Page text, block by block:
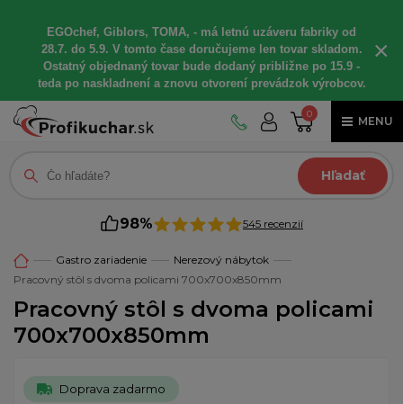
EGOchef, Giblors, TOMA, - má letnú uzáveru fabriky od
28.7. do 5.9. V tomto čase doručujeme len tovar skladom.
Ostatný objednaný tovar bude dodaný približne po 15.9 -
teda po naskladnení a znovu otvorení prevádzok výrobcov.
×
0
MENU
Hľadať
98% 545 recenzií
Gastro zariadenie
Nerezový nábytok
Pracovný stôl s dvoma policami 700x700x850mm
Pracovný stôl s dvoma policami
700x700x850mm
Doprava zadarmo